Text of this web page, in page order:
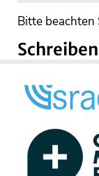
Bitte beachten